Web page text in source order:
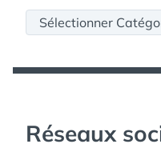
Catégories
Réseaux